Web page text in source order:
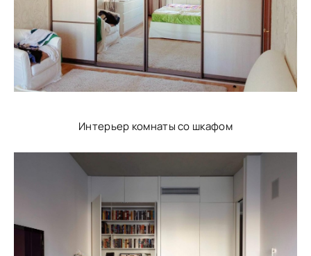
Интерьер комнаты со шкафом